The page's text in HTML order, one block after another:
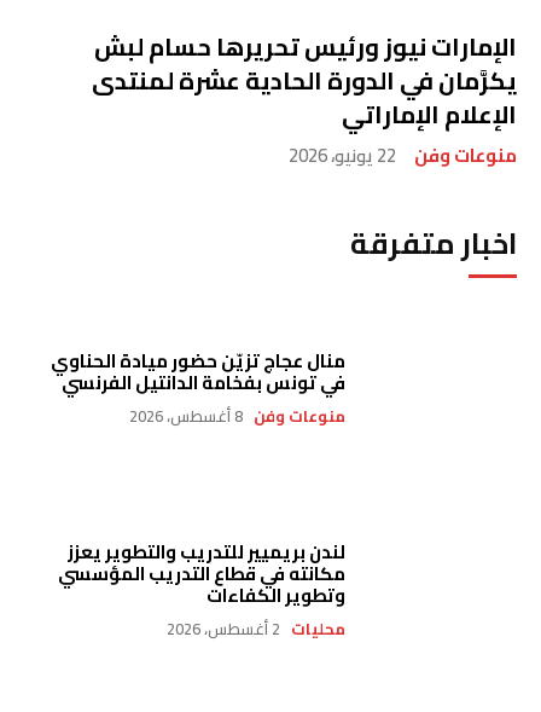
الإمارات نيوز ورئيس تحريرها حسام لبش
يكرَّمان في الدورة الحادية عشرة لمنتدى
الإعلام الإماراتي
منوعات وفن 22 يونيو، 2026
اخبار متفرقة
منال عجاج تزيّن حضور ميادة الحناوي
في تونس بفخامة الدانتيل الفرنسي
منوعات وفن 8 أغسطس، 2026
لندن بريميير للتدريب والتطوير يعزز
مكانته في قطاع التدريب المؤسسي
وتطوير الكفاءات
محليات 2 أغسطس، 2026